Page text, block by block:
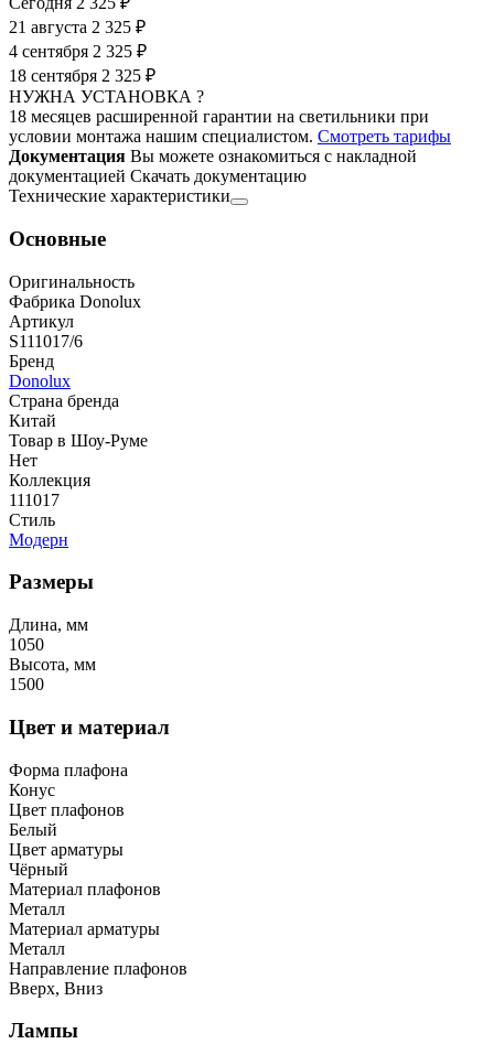
21 августа 2 325 ₽
4 сентября 2 325 ₽
18 сентября 2 325 ₽
НУЖНА УСТАНОВКА ?
18 месяцев расширенной гарантии на светильники при
условии монтажа нашим специалистом. Смотреть тарифы
Документация Вы можете ознакомиться с накладной
документацией Скачать документацию
Технические характеристики
Основные
Оригинальность
Фабрика Donolux
Артикул
S111017/6
Бренд
Donolux
Страна бренда
Китай
Товар в Шоу-Руме
Нет
Коллекция
111017
Стиль
Модерн
Размеры
Длина, мм
1050
Высота, мм
1500
Цвет и материал
Форма плафона
Конус
Цвет плафонов
Белый
Цвет арматуры
Чёрный
Материал плафонов
Металл
Материал арматуры
Металл
Направление плафонов
Вверх, Вниз
Лампы